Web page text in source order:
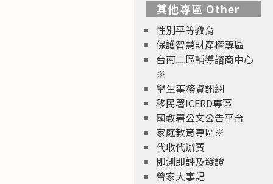
其他專區 Other
性別平等教育
保護智慧財產權專區
台南二區輔導諮商中心
※
學生事務資訊網
移民署ICERD專區
國教署公文公告平台
家庭教育專區※
代收代辦費
即測即評及發證
曾家大事記